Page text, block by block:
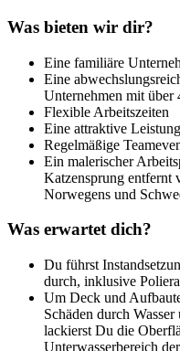
Was bieten wir dir?
Eine familiäre
Eine
Unternehmen mit über
Flexible Arbeitszeiten
Eine attraktive
Regelmäßige
Ein malerischer
Katzensprung entfernt
Norwegens und
Was erwartet dich?
Du führst
durch, inklusive
Um Deck und
Schäden durch
lackierst Du die
Unterwasserbereich